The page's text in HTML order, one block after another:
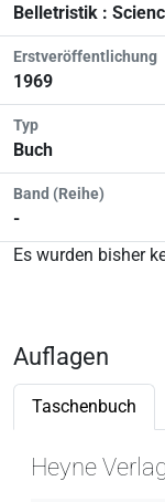
Belletristik :
Erstveröffentlichung
1969
Typ
Buch
Band (Reihe)
-
Es wurden bisher
Auflagen
Taschenbuch
Heyne